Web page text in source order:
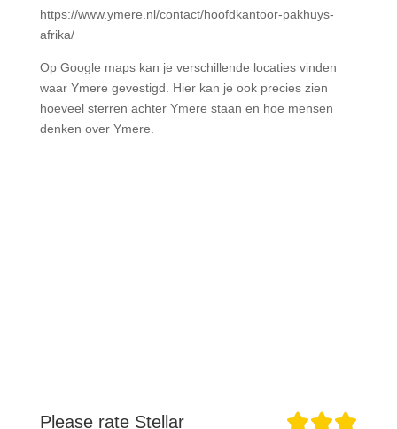
https://www.ymere.nl/contact/hoofdkantoor-pakhuys-
afrika/
Op Google maps kan je verschillende locaties vinden
waar Ymere gevestigd. Hier kan je ook precies zien
hoeveel sterren achter Ymere staan en hoe mensen
denken over Ymere.
Please rate Stellar